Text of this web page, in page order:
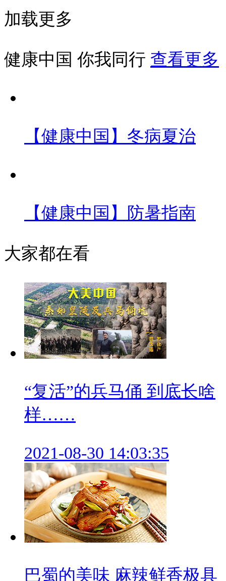
加载更多
健康中国 你我同行 查看更多
【健康中国】冬病夏治
【健康中国】防暑指南
大家都在看
“复活”的兵马俑 到底长啥
样……
2021-08-30 14:03:35
巴蜀的美味 麻辣鲜香极具